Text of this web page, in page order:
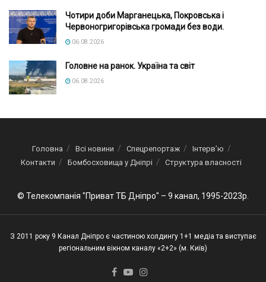
Чотири доби Марганецька, Покровська і
Червоногригорівська громади без води.
06.08.2026
Головне на ранок. Україна та світ
06.08.2026
Головна Всі новини Спецрепортаж
Інтерв’ю
Контакти
Бомбосховища у Дніпрі Структура власності
© Телекомпанія "Приват ТБ Дніпро" – 9 канал, 1995-2023р.
З 2011 року 9 Канал Дніпро є частиною холдингу 1+1 медіа та виступає
регіональним вікном каналу «2+2» (м. Київ)